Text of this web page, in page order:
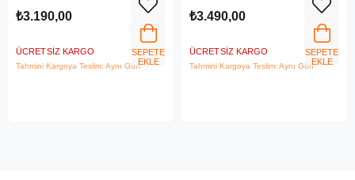
₺3.190,00
ÜCRETSIZ KARGO
Tahmini Kargoya Teslim: Aynı Gün
SEPETE
EKLE
₺3.490,00
ÜCRETSIZ KARGO
Tahmini Kargoya Teslim: Aynı Gün
SEPETE
EKLE